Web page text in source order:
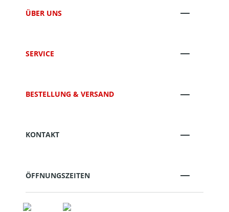
ÜBER UNS
SERVICE
BESTELLUNG & VERSAND
KONTAKT
ÖFFNUNGSZEITEN